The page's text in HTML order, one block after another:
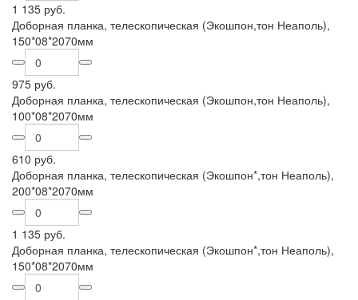
1 135 руб.
Доборная планка, телескопическая (Экошпон,тон Неаполь),
150*08*2070мм
975 руб.
Доборная планка, телескопическая (Экошпон,тон Неаполь),
100*08*2070мм
610 руб.
Доборная планка, телескопическая (Экошпон*,тон Неаполь),
200*08*2070мм
1 135 руб.
Доборная планка, телескопическая (Экошпон*,тон Неаполь),
150*08*2070мм